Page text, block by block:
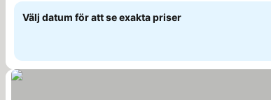
Välj datum för att se exakta priser